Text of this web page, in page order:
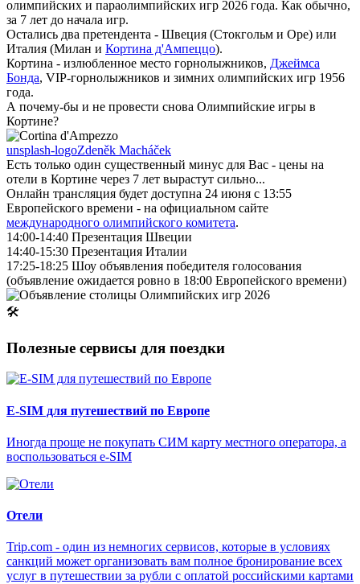
олимпийских и параолимпийских игр 2026 года. Как обычно,
за 7 лет до начала игр.
Остались два претендента - Швеция (Стокгольм и Оре) или
Италия (Милан и Кортина д'Ампеццо).
Кортина - излюбленное место горнолыжников, Джеймса
Бонда, VIP-горнолыжников и зимних олимпийских игр 1956
года.
А почему-бы и не провести снова Олимпийские игры в
Кортине?
unsplash-logoZdeněk Macháček
Есть только один существенный минус для Вас - цены на
отели в Кортине через 7 лет вырастут сильно...
Онлайн трансляция будет доступна 24 июня с 13:55
Европейского времени - на официальном сайте
международного олимпийского комитета.
14:00-14:40 Презентация Швеции
14:40-15:30 Презентация Италии
17:25-18:25 Шоу объявления победителя голосования
(объявление ожидается ровно в 18:00 Европейского времени)
🛠
Полезные сервисы для поездки
E-SIM для путешествий по Европе
Иногда проще не покупать СИМ карту местного оператора, а
воспользоваться e-SIM
Отели
Trip.com - один из немногих сервисов, которые в условиях
санкций может организовать вам полное бронирование всех
услуг в путешествии за рубли с оплатой российскими картами